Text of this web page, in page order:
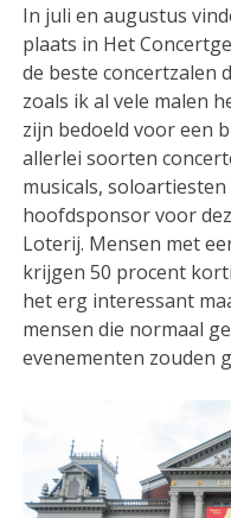
In juli en augustus
plaats in Het
de beste concertzalen
zoals ik al vele malen
zijn bedoeld voor een
allerlei soorten
musicals,
hoofdsponsor voor
Loterij. Mensen met
krijgen 50 procent
het erg interessant
mensen die normaal
evenementen zouden